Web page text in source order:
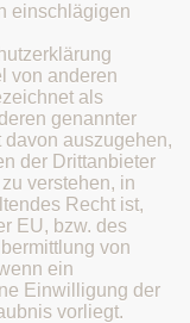
einschlägigen
von anderen
als
genannter
auszugehen,
der Drittanbieter
verstehen, in
Recht ist,
EU, bzw. des
von
ein
Einwilligung der
vorliegt.